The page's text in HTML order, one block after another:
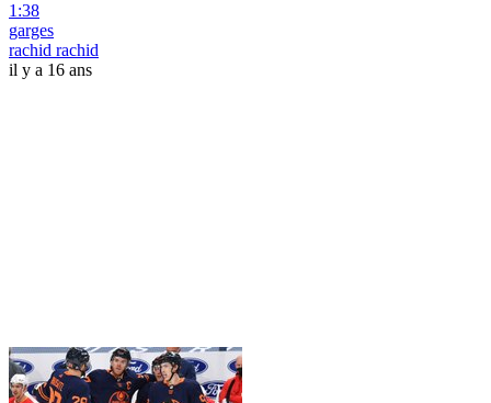
1:38
garges
rachid rachid
il y a 16 ans